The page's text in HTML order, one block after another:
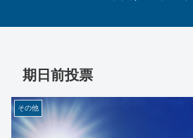
期日前投票
その他